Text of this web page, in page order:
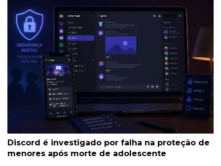
Discord é investigado por falha na proteção de
menores após morte de adolescente